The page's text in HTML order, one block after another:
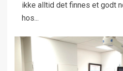
ikke alltid det finnes et godt
hos...